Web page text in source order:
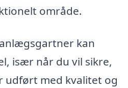
område.
kan
især når du vil sikre,
udført med kvalitet og